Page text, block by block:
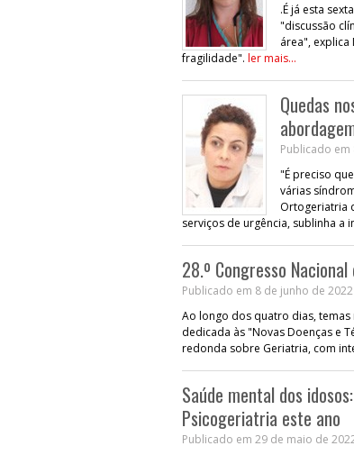
.É já esta
"discussão
área",
fragilidade". ler mais...
Quedas
Publicado em
"É preciso
várias
Ortogeriatria
serviços de urgência, sublinha a
28.º Congresso
Publicado em 8 de junho de
Ao longo dos quatro dias, temas
dedicada às "Novas Doenças e
redonda sobre Geriatria, com
Saúde mental dos
Psicogeriatria este ano
Publicado em 29 de maio de